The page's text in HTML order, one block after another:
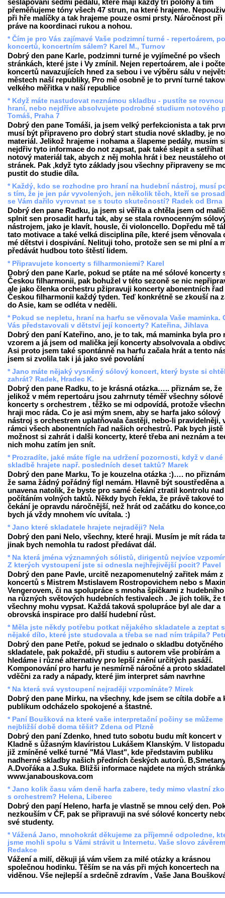
sešlapování sedmi pedálů, které mají každý tři polohy a tím
přeměňujeme tóny všech 47 strun, na které hrajeme.
při hře malíčky a tak hrajeme pouze osmi prsty. Náročnost při
práve na koordinaci rukou a nohou.
* Čím je pro Vás zajímavé Vaše podzimní turné - repertoárem,
koncertů, koncertním sálem? Karel M., Turnov
Dobrý den pane Karle, podzimni turné je vyjímečné po všech
stránkách, které jste i Vy zmínil. Nejen repertoárem, ale i
koncertů navazujících hned za sebou i ve výběru sálu v
městech naší republiky, Pro mě osobně je to první turné
velkého měřitka v naší republice
* Když máte nastudovat neznámou skladbu - pustíte se rovnou
hraní, nebo nejdříve absolvujete podrobné studium notového
Tomáš, Praha 7
Dobrý den pane Tomáši, ja jsem velký perfekcionista a tak
musí být připraveno pro dobrý start studia nové skladby, je
materiál. Jelikož hrajeme i nohama a šlapeme pedály, musím
nejdřiv tyto informace do not zapsat, pak také slepit a setříhat
notový materiál tak, abych z něj mohla hrát i bez neustáleho
stránek. Pak ,když tyto základy jsou všechny připraveny se
pustit do studie díla.
* Každý, kdo se rozhodne pro hraní na hudební nástroj, musí
s tím, že je jen pár vyvolených, jen několik těch, kteří se
se Vám dařilo vyrovnat se s touto skutečností? Radek od Brna
Dobrý den pane Radku, ja jsem si věřila a chtěla jsem od
splnit sen prosadit harfu tak, aby se stala rovnocenným
nástrojem, jako je klavít, housle, či violoncello. Dopředu mě
tato motivace a také velká disciplina píle, které jsem věnovala
mé dětstvi i dospivání. Nelituji toho, protože sen se mi plní a
předávát hudbou toto štěstí lidem.
* Připravujete koncerty s filharmoniemi? Karel
Dobrý den pane Karle, pokud se ptáte na mé sólové koncerty
Českou filharmonii, pak bohužel v této sezoně se nic
ale jako členka orchestru pžipravuji koncerty abonentních řad
Českou filharmonii každý tyden. Teď konkrétně se zkouší na
do Asie, kam se odléta v neděli.
* Pokud se nepletu, hraní na harfu se věnovala Vaše maminka.
Vás představovali v dětství její koncerty? Kateřina, Jihlava
Dobrý den paní Kateřino, ano, je to tak, má maminka byla pro
vzorem a já jsem od malička její koncerty absolvovala a
Asi proto jsem také spontánně na harfu začala hrát a tento
jsem si zvolila tak i já jako své povolání
* Jano máte nějaký vysněný sólový koncert, který byste si
zahrát? Radek, Hradec K.
Dobrý den pane Radku, to je krásná otázka….. přiznám se, že
jelikož v mém repertoáru jsou zahrnuty téměř všechny sólové
koncerty s orchestrem , těžko se mi odpovídá, protože
hraji moc ráda. Co je asi mým snem, aby se harfa jako sólový
nástroj s orchestrem uplatňovala častěji, nebo-li pravidelněji,
rámci všech abonentních řad našich orchestrů. Pak bych jistě
možnost si zahrát i dalši koncerty, které třeba ani neznám a
nich mohu zatím jen snít.
* Prozradíte, jaké máte fígle na udržení pozornosti, když v dané
skladbě hrajete např. posledních deset taktů? Marek
Dobrý den pane Marku, To je kouzelna otázka :)…. no
že sama žádný pořádný fígl nemám. Hlavně být soustředěna
unavena natolik, že byste pro samé čekání ztratil kontrolu nad
počítáním volných taktů. Někdy bych řekla, že právě takové to
čekání je opravdu náročnější, než hrát od začátku do
bych já vždy mnohem víc uvítala. :)
* Jano které skladatele hrajete nejraději? Nela
Dobrý den pani Nelo, všechny, které hraji. Musím je mít ráda
jinak bych nemohla tu radost předávat dál.
* Na která jména významných sólistů, dirigentů nejvíce
Z kterých vystoupení jste si odnesla nejhřejivější pocit? Pavel
Dobrý den pane Pavle, urcitě nezapomenutelný zařitek mám z
koncertů s Mistrem Mstislavem Rostropovichem nebo s
Vengerovem, či na spolupráce s mnoha špičkami z
na různých světových hudebních festivalech . Je jich tolik, že
všechny mohu vypsat. Každá taková spolupráce byl ale dar a
obrovská inspirace pro další hudební růst.
* Měla jste někdy potřebu potkat nějakého skladatele a zeptat
nějaké dílo, které jste studovala a třeba se nad ním trápila?
Dobrý den pane Petře, pokud se jednalo o skladbu dotyčného
skladatele, pak pokaždé, při studiu s autorem vše probírám a
hledáme i různé alternativy pro lepší znění určitých pasáží.
Komponování pro harfu je nesmírně náročné a proto
vděčni za rady a nápady, které jim interpret sám navrhne
* Na která svá vystoupení nejraději vzpomínáte? Mirek
Dobrý den pane Mirku, na všechny, kde jsem se cítila dobře a
publikum odcházelo spokojené a štastné.
* Paní Boušková na které vaše interpretační počiny se můžeme
nejbližší době doma těšit? Zdena od Plzně
Dobrý den paní Zdenko, hned tuto sobotu budu mít koncert v
Kladně s ůžasným klavíristou Lukášem Klanským. V
již zmíněné velké turné "Má Vlast", kde představim publiku
nadherné skladby našich předních českých autorů.
A.Dvořáka a J.Suka. Bližši informace najdete na mých
www.janabouskova.com
* Jano kolik času vám deně harfa zabere, tedy mimo vlastní
s orchestrem? Helena, Liberec
Dobrý den paní Heleno, harfa je vlastně se mnou celý den.
nezkouším v ČF, pak se připravuji na své sólové koncerty
své studenty.
* Vážená Jano, mnohokrát děkujeme za příjemné odpoledne,
jsme mohli spolu s Vámi strávit u Internetu. Vaše slovo
Redakce
Vážení a milí, děkuji já vám všem za milé otázky a krásnou
společnou hodinku. Těším se na vás při mých koncertech na
viděnou. Vše nejlepší a srdečně zdravím , Vaše Jana